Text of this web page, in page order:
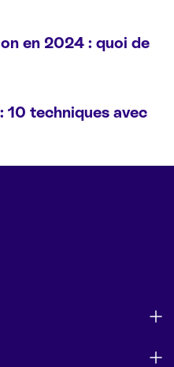
en 2024 : quoi de
10 techniques avec